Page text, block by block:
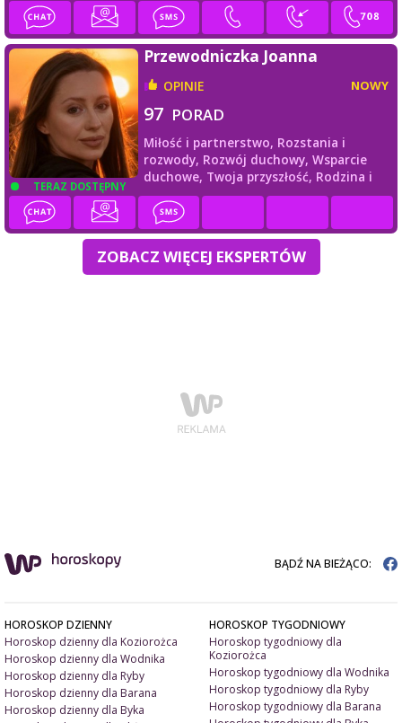
TERAZ DOSTĘPNY
Przewodniczka Joanna
OPINIE NOWY
97 PORAD
Miłość i partnerstwo, Rozstania i
rozwody, Rozwój duchowy, Wsparcie
duchowe, Twoja przyszłość, Rodzina i
przyjaciele
ZOBACZ WIĘCEJ EKSPERTÓW
BĄDŹ NA BIEŻĄCO:
HOROSKOP DZIENNY
Horoskop dzienny dla Koziorożca
Horoskop dzienny dla Wodnika
Horoskop dzienny dla Ryby
Horoskop dzienny dla Barana
Horoskop dzienny dla Byka
HOROSKOP TYGODNIOWY
Horoskop tygodniowy dla
Koziorożca
Horoskop tygodniowy dla Wodnika
Horoskop tygodniowy dla Ryby
Horoskop tygodniowy dla Barana